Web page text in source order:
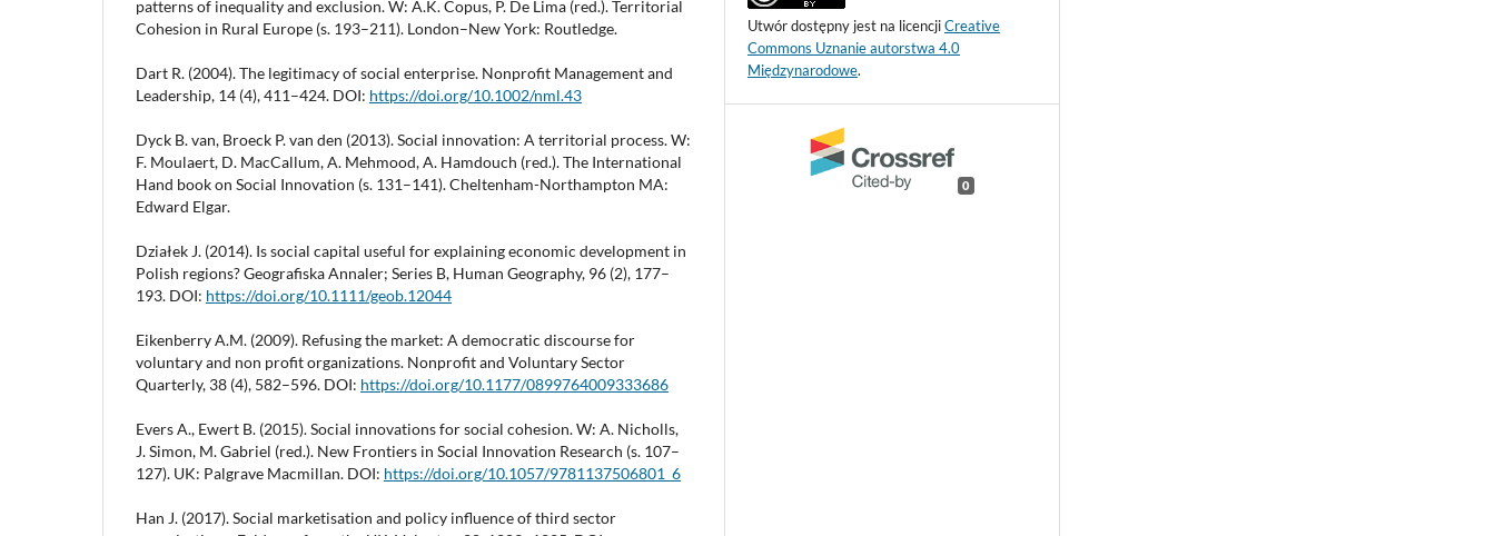
patterns of inequality and exclusion. W: A.K. Copus, P. De Lima (red.). Territorial
Cohesion in Rural Europe (s. 193–211). London–New York: Routledge.
Dart R. (2004). The legitimacy of social enterprise. Nonprofit Management and
Leadership, 14 (4), 411–424. DOI: https://doi.org/10.1002/nml.43
Dyck B. van, Broeck P. van den (2013). Social innovation: A territorial process. W:
F. Moulaert, D. MacCallum, A. Mehmood, A. Hamdouch (red.). The International
Hand book on Social Innovation (s. 131–141). Cheltenham-Northampton MA:
Edward Elgar.
Działek J. (2014). Is social capital useful for explaining economic development in
Polish regions? Geografiska Annaler; Series B, Human Geography, 96 (2), 177–
193. DOI: https://doi.org/10.1111/geob.12044
Eikenberry A.M. (2009). Refusing the market: A democratic discourse for
voluntary and non profit organizations. Nonprofit and Voluntary Sector
Quarterly, 38 (4), 582–596. DOI: https://doi.org/10.1177/0899764009333686
Evers A., Ewert B. (2015). Social innovations for social cohesion. W: A. Nicholls,
J. Simon, M. Gabriel (red.). New Frontiers in Social Innovation Research (s. 107–
127). UK: Palgrave Macmillan. DOI: https://doi.org/10.1057/9781137506801_6
Han J. (2017). Social marketisation and policy influence of third sector
Utwór dostępny jest na licencjiCreative
Commons Uznanie autorstwa 4.0
Międzynarodowe.
0